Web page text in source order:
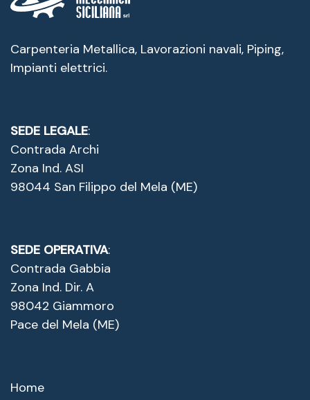
Carpenteria Metallica, Lavorazioni navali, Piping,
Impianti elettrici.
SEDE LEGALE:
Contrada Archi
Zona Ind. ASI
98044 San Filippo del Mela (ME)
SEDE OPERATIVA:
Contrada Gabbia
Zona Ind. Dir. A
98042 Giammoro
Pace del Mela (ME)
Home